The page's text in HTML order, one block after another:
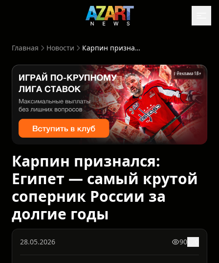
Главная Новости Карпин признался: Египет — самый крутой соперник России за долгие годы
Реклама 18+
Карпин признался:
Египет — самый крутой
соперник России за
долгие годы
28.05.2026 90